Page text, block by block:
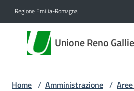
Regione Emilia-Romagna
Unione Reno
Unione
Reno
Home / Amministrazione /